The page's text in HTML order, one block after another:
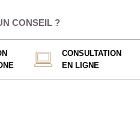
CONSEIL ?
CONSULTATION
EN LIGNE